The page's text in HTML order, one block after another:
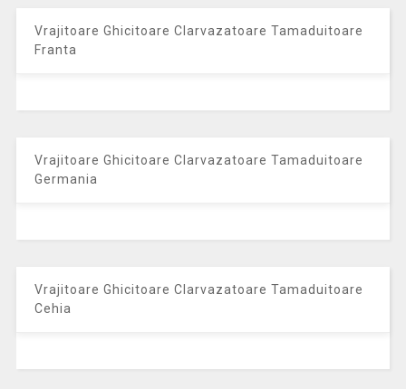
Vrajitoare Ghicitoare Clarvazatoare Tamaduitoare
Franta
Vrajitoare Ghicitoare Clarvazatoare Tamaduitoare
Germania
Vrajitoare Ghicitoare Clarvazatoare Tamaduitoare
Cehia